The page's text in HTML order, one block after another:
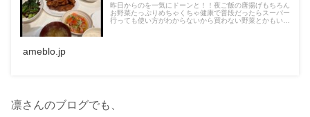
昨日からのを一気にドーンと！！夜ご飯の唐揚げもちろん
お野菜たっぷりめちゃくちゃ健康で普段だったらスーパー
行っても使い方がわからないから買わない野菜とかもいっ
ameblo.jp
凛さんのブログでも、